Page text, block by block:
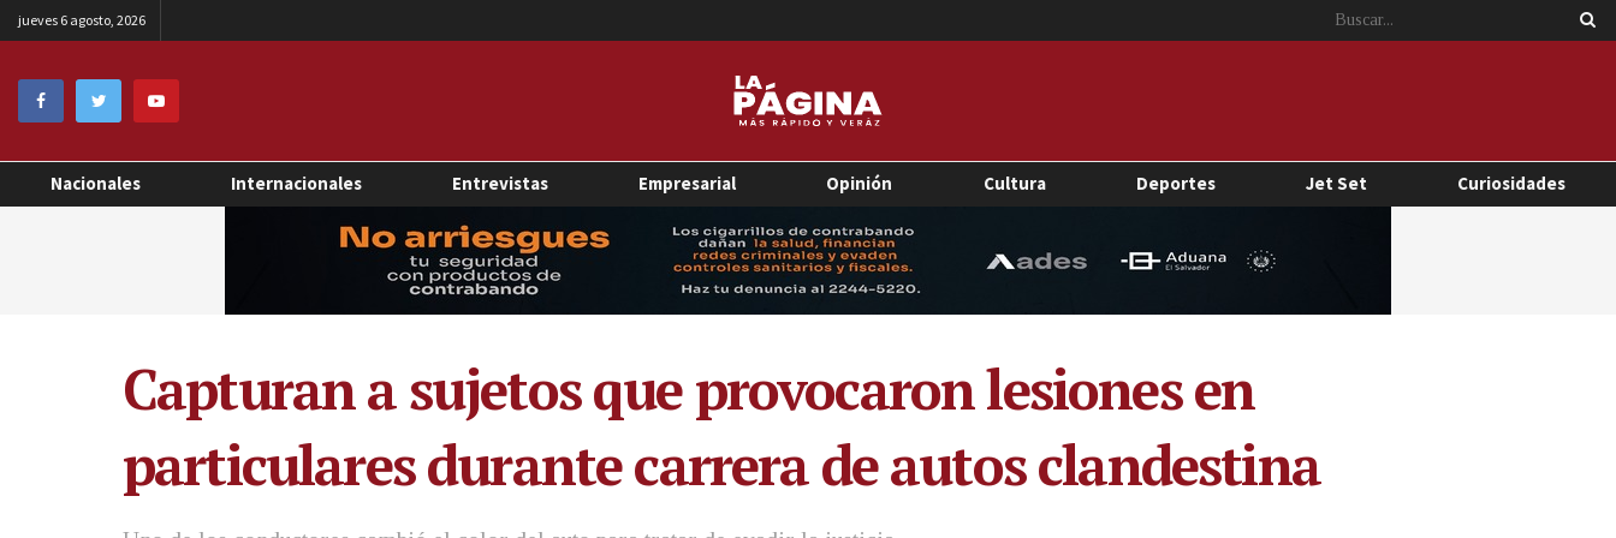
jueves 6 agosto, 2026
Nacionales Internacionales Entrevistas Empresarial Opinión Cultura Deportes Jet Set Curiosidades
Capturan a sujetos que provocaron lesiones en
particulares durante carrera de autos clandestina